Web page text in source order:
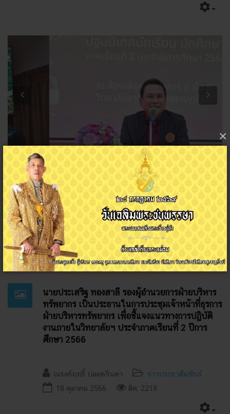
×
Previous Next
วันพุธ ที่ 18 ตุลาคม 2566 นายพงษ์ศักดิ์ นุ้ยเจริญ ผู้อำนวยการวิทยาลัย
อาชีวศึกษาสุราษฎร์ธานี เป็นประธานในพิธีเปิดการประชุมผู้ปกครอง
และปฐมนิเทศนักเรียน นักศึกษาก่อนออกฝึกประสบการณ์วิชาชีพใน
สถานประกอบการภาคเรียนที่ 2 ปีการศึกษา 2566 ประกอบด้วยแผนก
วิชา
อ่านเพิ่มเติม...
นายประเสริฐ ทองสาลี รองผู้อำนวยการฝ่ายบริหาร
ทรัพยากร เป็นประธานในการประชุมเจ้าหน้าที่ธุรการ
ฝ่ายบริหารทรัพยากร เพื่อชี้แจงแนวทางการปฏิบัติ
งานภายในวิทยาลัยฯ ประจำภาคเรียนที่ 2 ปีการ
ศึกษา 2566
ณรงค์ฤทธิ์ ปลอดจินดา
ข่าวประชาสัมพันธ์
18 ตุลาคม 2566
ฮิต: 2218